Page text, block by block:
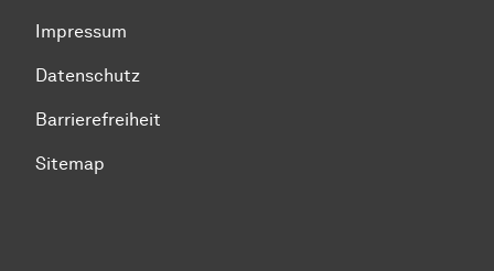
Impressum
Datenschutz
Barrierefreiheit
Sitemap